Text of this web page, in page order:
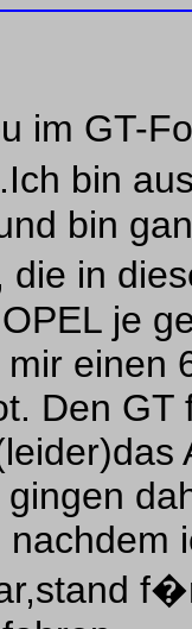
im GT-
bin
bin
in
je
einen
Den
nachdem